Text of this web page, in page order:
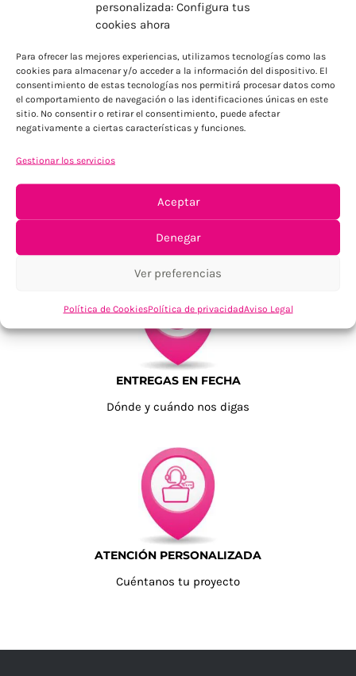
personalizada: Configura tus
cookies ahora
Para ofrecer las mejores experiencias, utilizamos tecnologías como las
cookies para almacenar y/o acceder a la información del dispositivo. El
consentimiento de estas tecnologías nos permitirá procesar datos como
el comportamiento de navegación o las identificaciones únicas en este
sitio. No consentir o retirar el consentimiento, puede afectar
negativamente a ciertas características y funciones.
Gestionar los servicios
Aceptar
Denegar
Ver preferencias
Política de CookiesPolítica de privacidadAviso Legal
ENVÍOS ECONÓMICOS
Para Península, resto consultar
TU SATISFACCIÓN = LA NUESTRA
Tu confianza, nuestro objetivo
ENTREGAS EN FECHA
Dónde y cuándo nos digas
ATENCIÓN PERSONALIZADA
Cuéntanos tu proyecto